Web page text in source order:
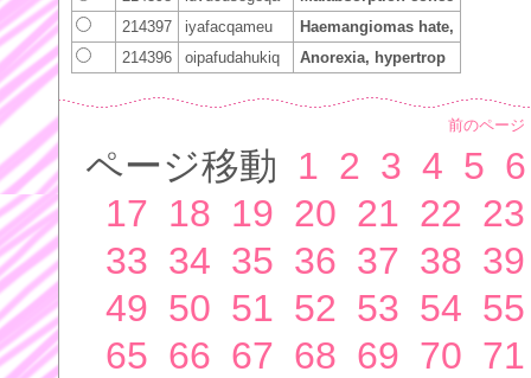
214397
iyafacqameu
Haemangiomas hate,
214396
oipafudahukiq Anorexia, hypertrop
前のページ
ページ移動 1 2 3 4 5 6
17 18 19 20 21 22 23
33 34 35 36 37 38 39
49 50 51 52 53 54 55
65 66 67 68 69 70 71